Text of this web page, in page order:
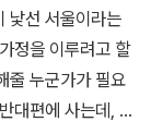
그렇게 착한 언니
니를 속상하게 만
다.누가 그렇게 착
전긍긍하라고 한
라... 왜 나는 이런
람'들의 모임일지
결되어 있는 정서
하지 못하겠다. 경
폭발력 있는 장면
않은 방이 소설집
어선 유부남. 젊
가는 내용이다. 일
없이 계속되었던
의하여 발설되는
아 출구로 밀어낼
. 그녀의 삶이 너무
낯선 서울이라는
정을 이루려고 할
줄 누군가가 필요